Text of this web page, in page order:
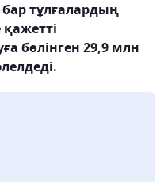
тұлғалардың
бөлінген 29,9 млн